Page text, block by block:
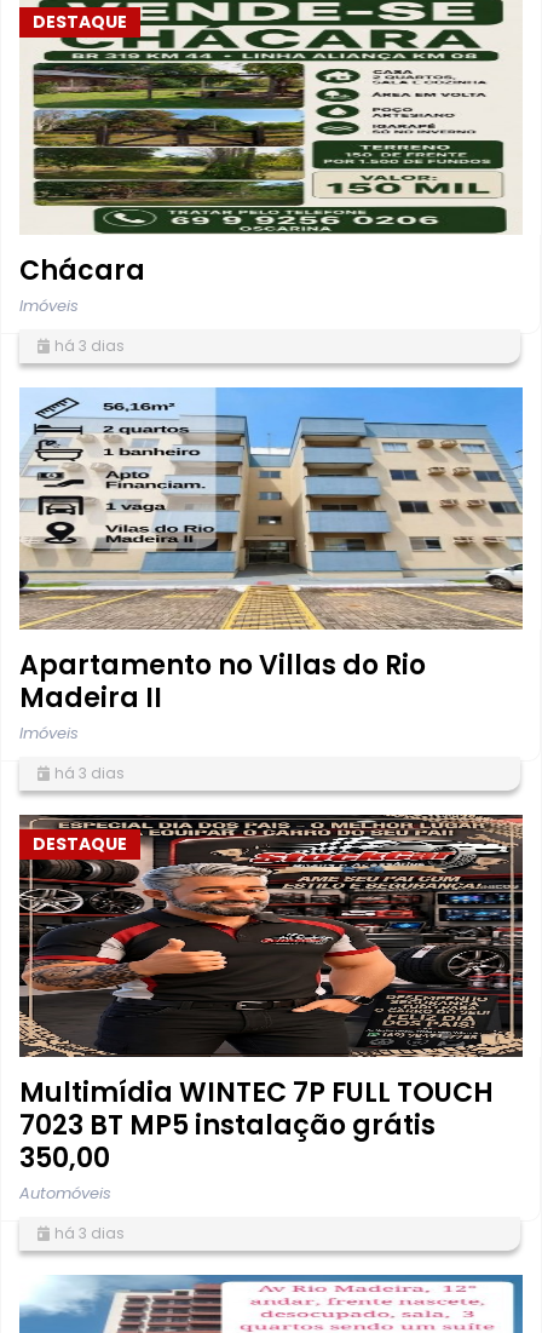
DESTAQUE
Chácara
Imóveis
há 3 dias
Apartamento no Villas do Rio
Madeira II
Imóveis
há 3 dias
DESTAQUE
Multimídia WINTEC 7P FULL TOUCH
7023 BT MP5 instalação grátis
350,00
Automóveis
há 3 dias